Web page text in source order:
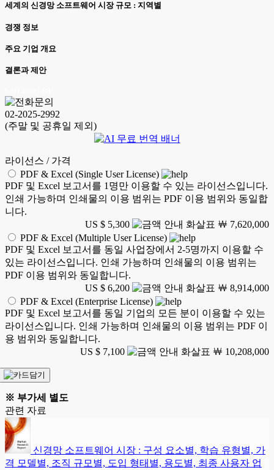
세계의 신경망 소프트웨어 시장 규모 : 지역별
경쟁 정보
주요 기업 개요
결론과 제안
02-2025-2992
(주말 및 공휴일 제외)
라이선스 / 가격
PDF & Excel (Single User License)
PDF 및 Excel 보고서를 1명만 이용할 수 있는 라이선스입니다.
인쇄 가능하며 인쇄물의 이용 범위는 PDF 이용 범위와 동일합
니다.
US $ 5,300
￦ 7,620,000
PDF & Excel (Multiple User License)
PDF 및 Excel 보고서를 동일 사업장에서 2-5명까지 이용할 수
있는 라이선스입니다. 인쇄 가능하며 인쇄물의 이용 범위는
PDF 이용 범위와 동일합니다.
US $ 6,200
￦ 8,914,000
PDF & Excel (Enterprise License)
PDF 및 Excel 보고서를 동일 기업의 모든 분이 이용할 수 있는
라이선스입니다. 인쇄 가능하며 인쇄물의 이용 범위는 PDF 이
용 범위와 동일합니다.
US $ 7,100
￦ 10,208,000
※ 부가세 별도
관련 자료
신경망 소프트웨어 시장 : 구성 요소별, 학습 유형별, 가
격 모델별, 조직 규모별, 도입 형태별, 용도별, 최종 사용자 업